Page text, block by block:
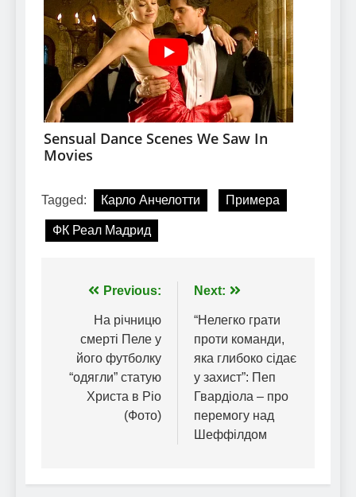
Tagged: Карло Анчелотти Примера
ФК Реал Мадрид
Навігація
записів
Previous:
На річницю
смерті Пеле у
його футболку
“одягли” статую
Христа в Ріо
(Фото)
Next:
“Нелегко грати
проти команди,
яка глибоко сідає
у захист”: Пеп
Гвардіола – про
перемогу над
Шеффілдом